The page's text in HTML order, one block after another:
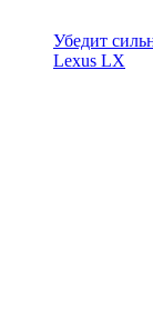
Убедит
Lexus LX